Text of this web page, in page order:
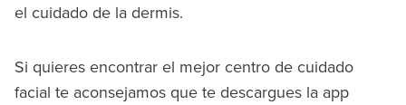
el cuidado de la dermis.
Si quieres encontrar el mejor centro de cuidado
facial te aconsejamos que te descargues la app